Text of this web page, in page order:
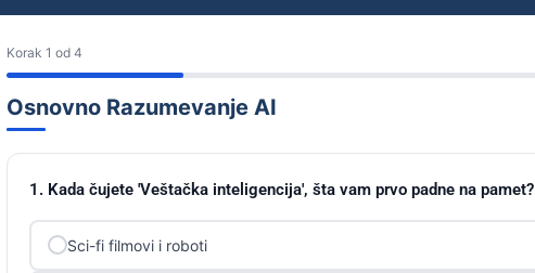
Korak 1 od 4
Osnovno Razumevanje AI
1. Kada čujete 'Veštačka inteligencija', šta vam prvo padne na pamet?
Sci-fi filmovi i roboti